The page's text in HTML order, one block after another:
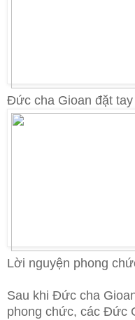
Đức cha Gioan đặt
Lời nguyện phong
Sau khi Đức cha
phong chức, các Đức